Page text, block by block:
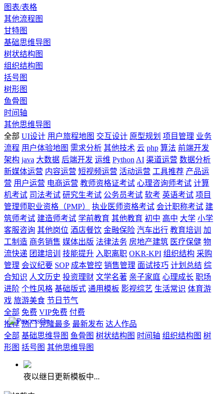
图表/表格
其他流程图
甘特图
基础思维导图
树状结构图
组织结构图
括号图
树形图
鱼骨图
时间轴
其他思维导图
全部 UI设计 用户旅程地图 交互设计 原型规划 项目管理 业务
流程 用户体验地图 需求分析 其他技术 云 php 算法 前端开发
架构 java 大数据 后端开发 运维 Python AI 渠道运营 数据分析
新媒体运营 内容运营 短视频运营 活动运营 工具推荐 产品运
营 用户运营 电商运营 教师资格证考试 心理咨询师考试 计算
机考试 司法考试 研究生考试 公务员考试 软考 英语考试 项目
管理师职业资格（PMP）
执业医师资格考试 会计职称考试 建
筑师考试 建造师考试 学前教育 其他教育 初中 高中 大学 小学
客服咨询 其他岗位 酒店餐饮 金融保险 汽车出行 教育培训
加
工制造 商务销售 媒体出版 法律法务 房地产建筑 医疗保健 物
流快递 团建培训 技能提升 入职离职 OKR-KPI 组织结构 采购
管理 会议纪要 SOP 成本管控 销售管理 面试技巧 计划总结 综
合知识 人文历史 投资理财 文学名著 亲子家庭 心理成长 职场
进阶 个性风格 基础版式 通用模板 影视综艺 生活常识 体育游
戏 旅游美食 节日节气
全部 免费 VIP免费 付费
推荐 热门 克隆最多 最新发布 达人作品
全部 基础思维导图 鱼骨图 树状结构图 时间轴 组织结构图 树
形图 括号图 其他思维导图
夜以继日更新模板中...